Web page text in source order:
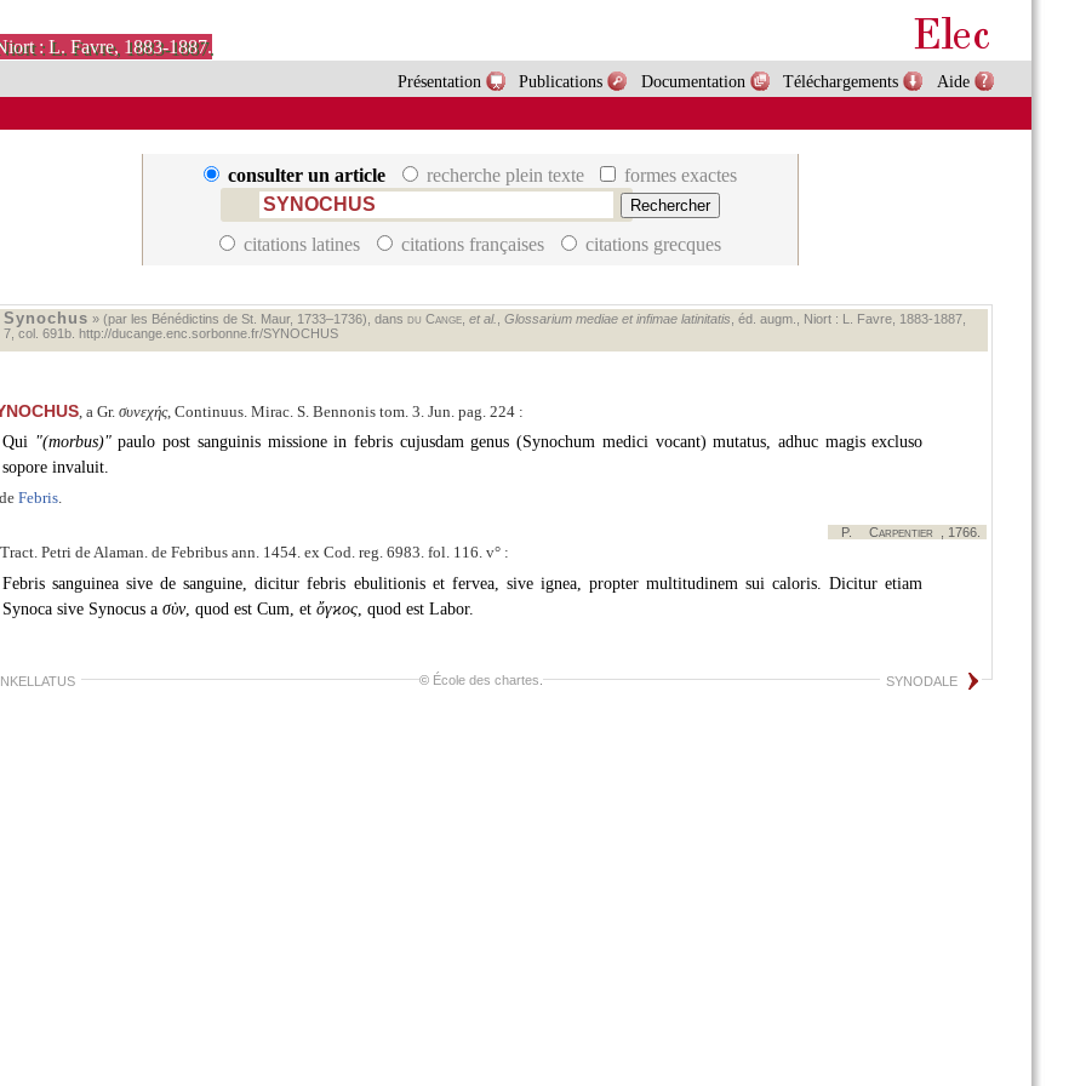
: L. Favre, 1883-1887.
Aide
Téléchargements
Documentation
Publications
Présentation
consulter un article recherche plein texte formes exactes
citations latines citations françaises citations grecques
Synochus » (par les Bénédictins de St. Maur, 1733–1736), dans du Cange, et al. Glossarium mediae et infimae latinitatis , éd. augm., Niort : L. Favre, 1883‑1887,
7, col. 691b. http://ducange.enc.sorbonne.fr/SYNOCHUS
, a Gr. συνεχής, Continuus. Mirac. S. Bennonis tom. 3. Jun. pag. 224 :
Qui
(morbus) paulo post sanguinis missione in febris cujusdam genus (Synochum medici vocant) mutatus, adhuc magis excluso
sopore invaluit.
Febris.
P. Carpentier , 1766.
Petri de Alaman. de Febribus ann. 1454. ex Cod. reg. 6983. fol. 116. v° :
Febris sanguinea sive de sanguine, dicitur febris ebulitionis et fervea, sive ignea, propter multitudinem sui caloris. Dicitur etiam
Synoca sive Synocus a σὺν, quod est Cum, et ὄγϰος, quod est Labor.
SYNODALE
© École des chartes